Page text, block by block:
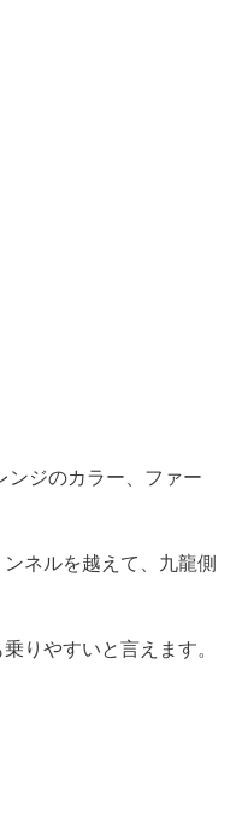
ンジのカラー、ファー
ネルを越えて、九龍側
りやすいと言えます。